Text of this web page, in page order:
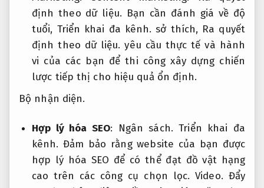
định theo dữ liệu. Bạn cần đánh giá về độ
tuổi, Triển khai đa kênh. sở thích, Ra quyết
định theo dữ liệu. yêu cầu thực tế và hành
vi của các bạn để thi công xây dựng chiến
lược tiếp thị cho hiệu quả ổn định.
Bộ nhận diện.
Hợp lý hóa SEO: Ngân sách. Triển khai đa
kênh. Đảm bảo rằng website của bạn được
hợp lý hóa SEO để có thể đạt đồ vật hạng
cao trên các công cụ chọn lọc.Video. Đẩy